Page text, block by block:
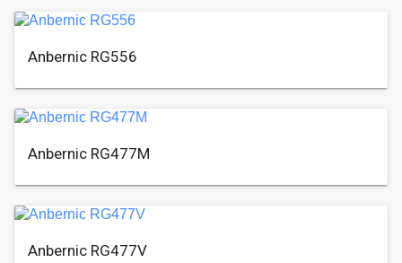
Anbernic RG556
Anbernic RG477M
Anbernic RG477V